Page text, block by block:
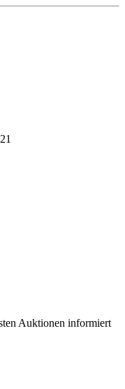
Auktionen informiert